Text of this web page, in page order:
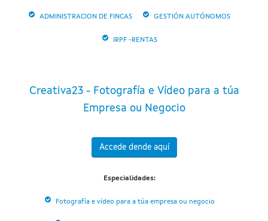
ADMINISTRACION DE FINCAS GESTIÓN AUTÓNOMOS
IRPF -RENTAS
Creativa23 - Fotografía e Vídeo para a túa
Empresa ou Negocio
Accede dende aquí
Especialidades:
Fotografía e vídeo para a túa empresa ou negocio